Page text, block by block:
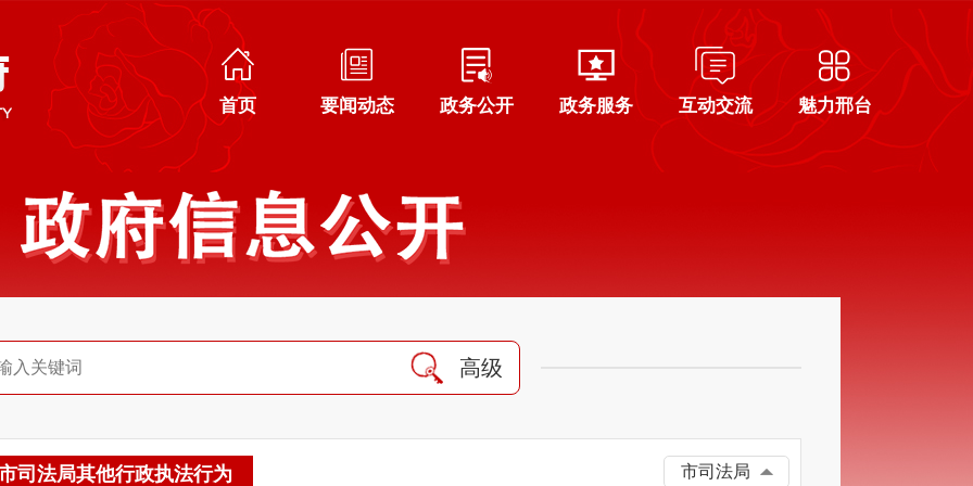
首页 要闻动态 政务公开 政务服务 互动交流 魅力邢台
高级
司法局其他行政执法行为 市司法局